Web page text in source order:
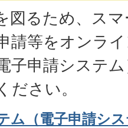
図るため、ス
請等をオンラ
子申請システ
ださい。
ム（電子申請シ